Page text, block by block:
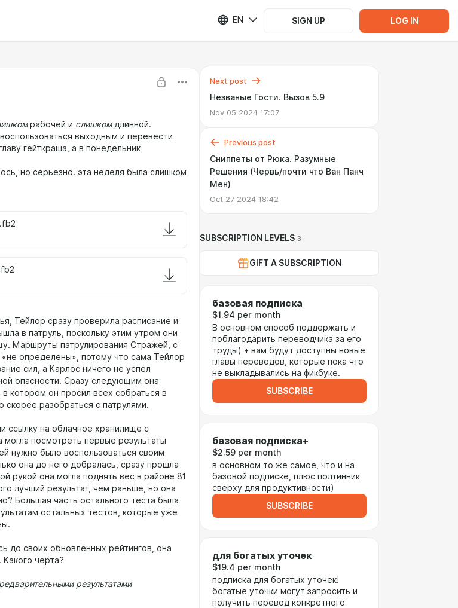
EN SIGN UP LOG IN
рабочей и слишкомдлинной.
выходным и перевести
гейткраша, а в понедельник
но серьёзно. эта неделя была слишком
Тейлор сразу проверила расписание и
в патруль, поскольку этим утром они
Маршруты патрулирования Стражей, с
определены», потому что сама Тейлор
сил, а Карлос ничего не успел
опасности. Сразу следующим она
котором он просил всех собраться в
разобраться с патрулями.
ссылку на облачное хранилище с
посмотреть первые результаты
нужно было воспользоваться своим
она до него добралась, сразу прошла
рукой она могла поднять вес в районе 81
лучший результат, чем раньше, но она
Большая часть остального теста была
остальных тестов, которые уже
до своих обновлённых рейтингов, она
чёрта?
результатами
Next post
Незваные Гости. Вызов 5.9
Nov 05 2024 17:07
Previous post
Сниппеты от Рюка. Разумные
Решения (Червь/почти что Ван Панч
Мен)
Oct 27 2024 18:42
SUBSCRIPTION LEVELS 3
GIFT A SUBSCRIPTION
базовая подписка
$1.94 per month
В основном способ поддержать и
поблагодарить переводчика за его
труды) + вам будут доступны новые
главы переводов, которые пока что
не выкладывались на фикбуке.
SUBSCRIBE
базовая подписка+
$2.59 per month
в основном то же самое, что и на
базовой подписке, плюс полтинник
сверху для продуктивности)
SUBSCRIBE
для богатых уточек
$19.4 per month
подписка для богатых уточек!
богатые уточки могут запросить и
получить перевод конкретного